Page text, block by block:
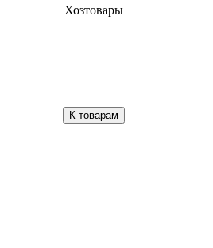
Хозтовары
К товарам